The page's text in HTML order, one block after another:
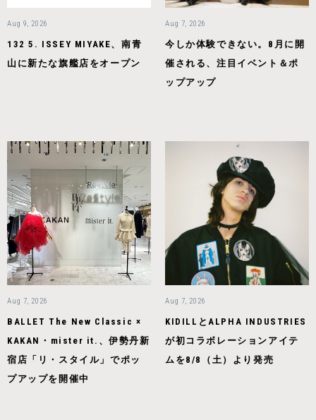
Aug 9, 2026
132 5. ISSEY MIYAKE、南青
山に新たな旗艦店をオープン
Aug 7, 2026
今しか体験できない。8月に開
催される、注目イベント＆ポ
ップアップ
Aug 7, 2026
BALLET The New Classic ×
KAKAN・mister it.、伊勢丹新
宿店「リ・スタイル」でポッ
プアップを開催中
Aug 7, 2026
KIDILLとALPHA INDUSTRIES
が初コラボレーションアイテ
ムを8/8（土）より発売